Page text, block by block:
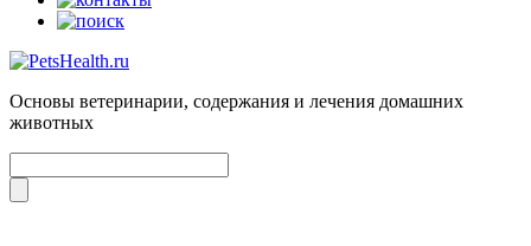
Основы ветеринарии, содержания и лечения домашних
животных